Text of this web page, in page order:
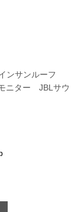
ンサンルーフ
ニター JBLサウ